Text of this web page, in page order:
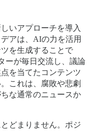
いアプローチを導入
アは、AIの力を活用
を生成することで
ーが毎日交流し、議論
を当てたコンテンツ
これは、腐敗や悲劇
な通常のニュースか
どまりません。ポジ